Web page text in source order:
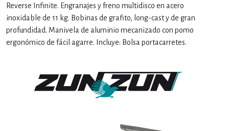
Reverse Infinite. Engranajes y freno multidisco en acero
inoxidable de 11 kg. Bobinas de grafito, long-cast y de gran
profundidad. Manivela de aluminio mecanizado con pomo
ergonómico de fácil agarre. Incluye: Bolsa portacarretes.